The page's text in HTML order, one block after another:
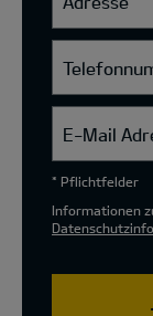
E-Mail
* Pflichtfelder
Informationen